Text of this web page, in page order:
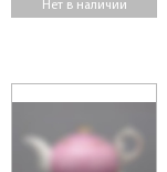
Нет в наличии